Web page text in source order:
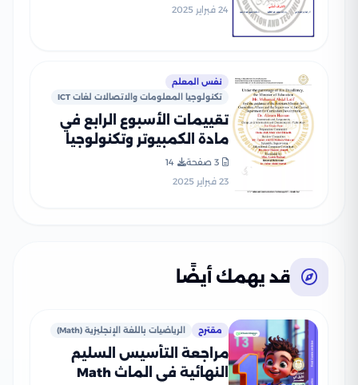
الثاني 2025 بصيغة PDF
24 فبراير 2025
نفس المعلم
تكنولوجيا المعلومات والاتصالات لغات ICT
تقييمات الأسبوع الرابع في
مادة الكمبيوتر وتكنولوجيا
الرابع الإبتدائي الترم الثاني
3 صفحة
14
23 فبراير 2025
قد يهمك أيضًا
مقترح الرياضيات باللغة الإنجليزية (Math)
مراجعة التأسيس السليم
النهائية في الماث Math